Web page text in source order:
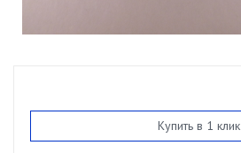
Купить в 1 клик